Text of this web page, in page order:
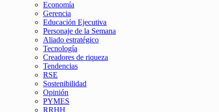
Economía
Gerencia
Educación Ejecutiva
Personaje de la Semana
Aliado estratégico
Tecnología
Creadores de riqueza
Tendencias
RSE
Sostenibilidad
Opinión
PYMES
RRHH